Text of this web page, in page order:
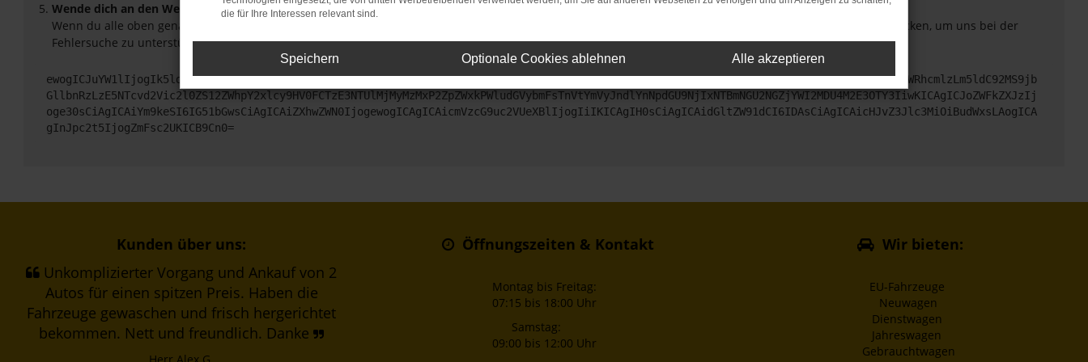
Wende dich an den Webseitenbetreiber.
Wenn du alle oben genannten Schritte versucht hast, kontaktiere uns bitte. Wir werden versuchen, das Problem zu beheben. Du kannst uns diesen Text schicken, um uns bei der
Fehlersuche zu unterstützen:
ewogICJuYW1lIjogIk5ldHdvcmtFcnJvciIsCiAgImNvbmZpZyI6IHsKICAgICJtZXRob2QiOiAiR0VUIiwKICAgICJ1cmwiOiAiaHR0cHM6Ly9hcGkueC5ha3MtcHJvZC5hdWRhcmlzLm5ldC92MS9jb
GllbnRzLzE5NTcvd2Vic2l0ZS12ZWhpY2xlcy9HV0FCTzE3NTUlMjMyMzMxP2ZpZWxkPWludGVybmFsTnVtYmVyJndlYnNpdGU9NjIxNTBmNGU2NGZjYWI2MDU4M2E3OTY3IiwKICAgICJoZWFkZXJzIj
oge30sCiAgICAiYm9keSI6IG51bGwsCiAgICAiZXhwZWN0IjogewogICAgICAicmVzcG9uc2VUeXBlIjogIiIKICAgIH0sCiAgICAidGltZW91dCI6IDAsCiAgICAicHJvZ3Jlc3MiOiBudWxsLAogICA
gInJpc2t5IjogZmFsc2UKICB9Cn0=
Kunden über uns:
Unkomplizierter Vorgang und Ankauf von 2
Autos für einen spitzen Preis. Haben die
Fahrzeuge gewaschen und frisch hergerichtet
bekommen. Nett und freundlich. Danke
Öffnungszeiten & Kontakt
Montag bis Freitag:
07:15 bis 18:00 Uhr
Samstag:
09:00 bis 12:00 Uhr
Wir bieten:
EU-Fahrzeuge
Neuwagen
Dienstwagen
Jahreswagen
Gebrauchtwagen
die für Ihre Interessen relevant sind.
Speichern Optionale Cookies ablehnen Alle akzeptieren